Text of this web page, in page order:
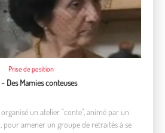
Prise de position
- Des Mamies conteuses
un atelier "conte", animé par un
amener un groupe de retraités à se